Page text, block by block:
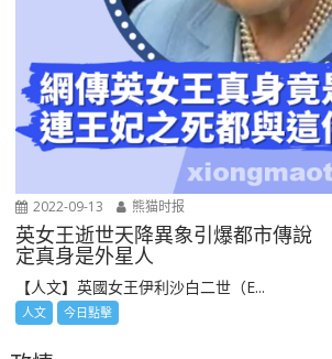
2022-09-13 熊猫时报
英女王逝世天降異象引爆都市傳說
定真身是外星人
【人文】英國女王伊利沙白二世（E...
人文 今日點擊